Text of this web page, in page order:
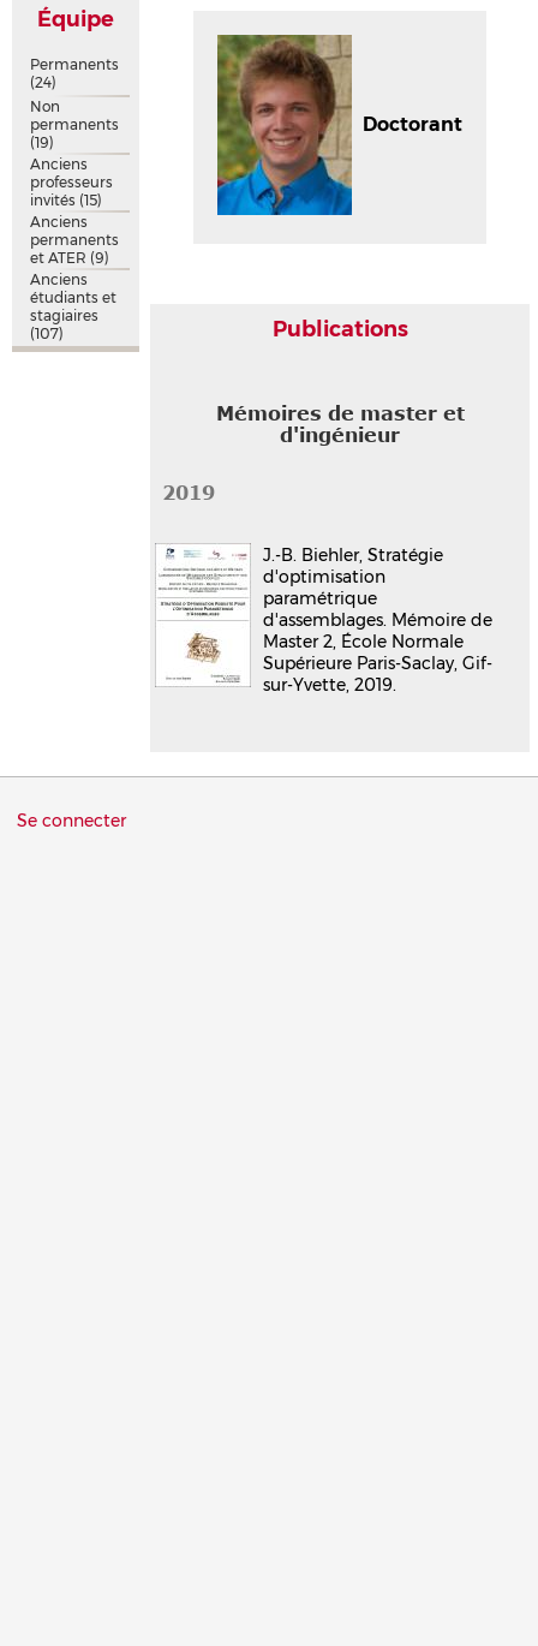
Doctorant
Publications
Mémoires de master et
d'ingénieur
2019
J.-B. Biehler, Stratégie
d'optimisation
paramétrique
d'assemblages. Mémoire de
Master 2, École Normale
Supérieure Paris-Saclay, Gif-
sur-Yvette, 2019.
Équipe
Permanents
(24)
Non
permanents
(19)
Anciens
professeurs
invités (15)
Anciens
permanents
et ATER (9)
Anciens
étudiants et
stagiaires
(107)
Menu
Se connecter